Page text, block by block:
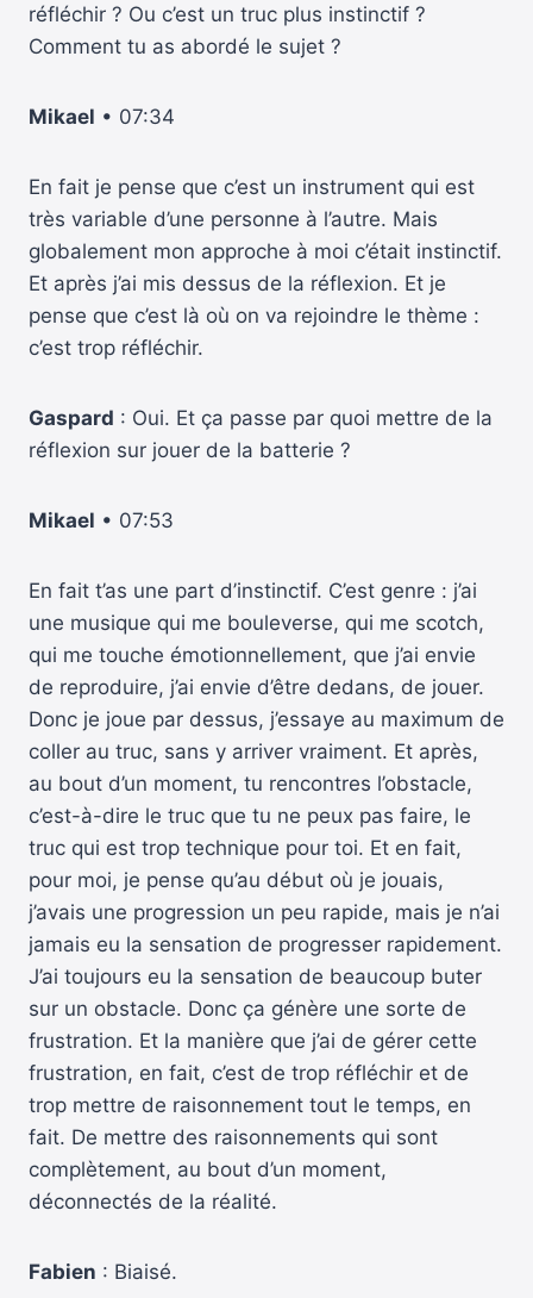
réfléchir ? Ou c’est un truc plus instinctif ?
Comment tu as abordé le sujet ?
Mikael • 07:34
En fait je pense que c’est un instrument qui est
très variable d’une personne à l’autre. Mais
globalement mon approche à moi c’était instinctif.
Et après j’ai mis dessus de la réflexion. Et je
pense que c’est là où on va rejoindre le thème :
c’est trop réfléchir.
Gaspard : Oui. Et ça passe par quoi mettre de la
réflexion sur jouer de la batterie ?
Mikael • 07:53
En fait t’as une part d’instinctif. C’est genre : j’ai
une musique qui me bouleverse, qui me scotch,
qui me touche émotionnellement, que j’ai envie
de reproduire, j’ai envie d’être dedans, de jouer.
Donc je joue par dessus, j’essaye au maximum de
coller au truc, sans y arriver vraiment. Et après,
au bout d’un moment, tu rencontres l’obstacle,
c’est-à-dire le truc que tu ne peux pas faire, le
truc qui est trop technique pour toi. Et en fait,
pour moi, je pense qu’au début où je jouais,
j’avais une progression un peu rapide, mais je n’ai
jamais eu la sensation de progresser rapidement.
J’ai toujours eu la sensation de beaucoup buter
sur un obstacle. Donc ça génère une sorte de
frustration. Et la manière que j’ai de gérer cette
frustration, en fait, c’est de trop réfléchir et de
trop mettre de raisonnement tout le temps, en
fait. De mettre des raisonnements qui sont
complètement, au bout d’un moment,
déconnectés de la réalité.
Fabien : Biaisé.